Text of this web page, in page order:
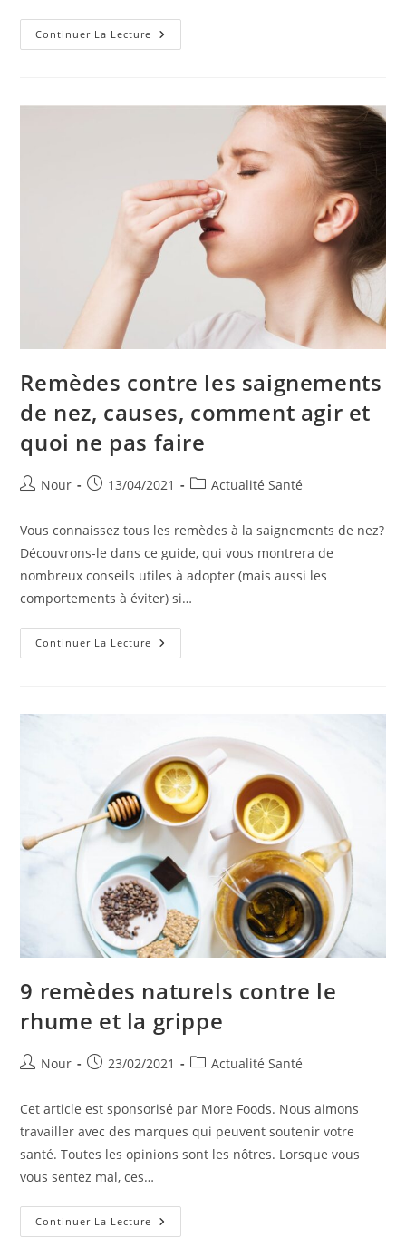
Continuer La Lecture Excellent
Pour
Et
Remèdes contre les saignements
de nez, causes, comment agir et
quoi ne pas faire
Auteur/autrice
la
publication :
Nour
Publication
13/04/2021
PostActualité Santé
Vous connaissez tous les remèdes à la saignements de nez?
Découvrons-le dans ce guide, qui vous montrera de
nombreux conseils utiles à adopter (mais aussi les
comportements à éviter) si…
Continuer La Lecture Remèdes
Contre
Agir
Et
Quoi
Ne
Pas
Faire
9 remèdes naturels contre le
rhume et la grippe
Auteur/autrice
la
publication :
Nour
Publication
23/02/2021
PostActualité Santé
Cet article est sponsorisé par More Foods. Nous aimons
travailler avec des marques qui peuvent soutenir votre
santé. Toutes les opinions sont les nôtres. Lorsque vous
vous sentez mal, ces…
Continuer La Lecture
Remèdes